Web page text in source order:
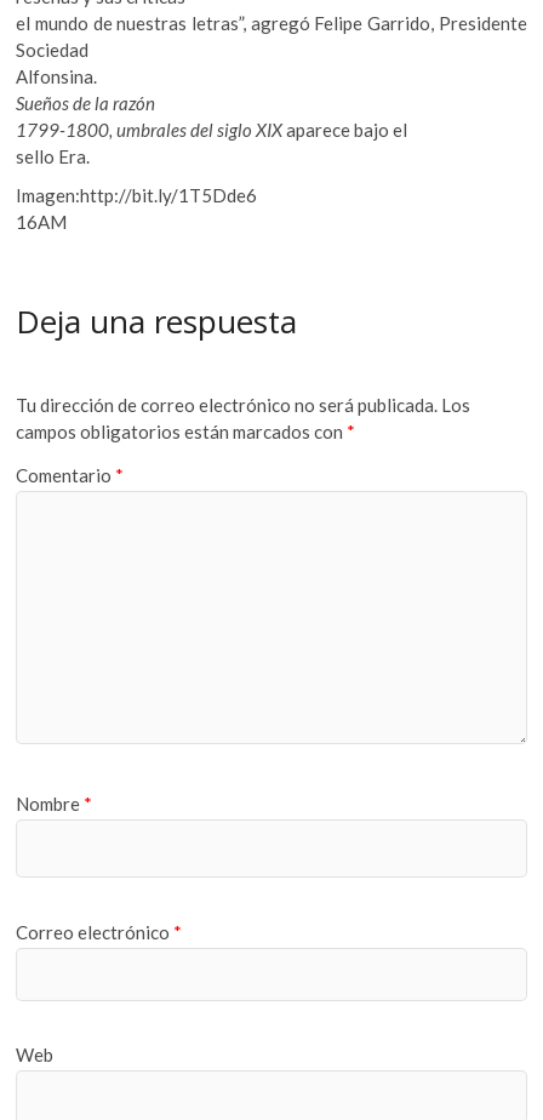
el mundo de nuestras letras”, agregó Felipe Garrido, Presidente
Sociedad
Alfonsina.
Sueños de la razón
1799-1800, umbrales del siglo XIXaparece bajo el
sello Era.
Imagen:http://bit.ly/1T5Dde6
16AM
Deja una respuesta
Tu dirección de correo electrónico no será publicada. Los
campos obligatorios están marcados con *
Comentario *
Nombre *
Correo electrónico *
Web